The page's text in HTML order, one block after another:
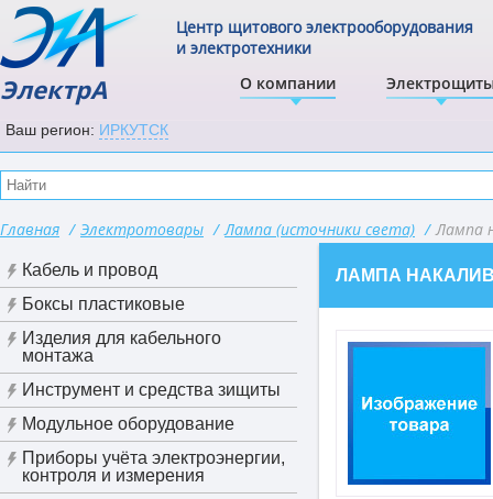
ЭлектрА О компании
Центр щитового электрооборудования
и электротехники
Ваш регион: ИРКУТСК
Главная / Электротовары / Лампа (источники света) / Лампа
Кабель и провод
Боксы пластиковые
Изделия для кабельного
монтажа
Инструмент и средства зищиты
Модульное оборудование
Приборы учёта электроэнергии,
контроля и измерения
ЛАМПА